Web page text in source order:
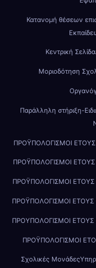
Κατανομή θέσεων
Κεντρική Σελίδα
Μοριοδότηση
Παράλληλη στήριξη-
ΠΡΟΫΠΟΛΟΓΙΣΜΟΙ ΕΤΟΥΣ
ΠΡΟΫΠΟΛΟΓΙΣΜΟΙ ΕΤΟΥΣ
ΠΡΟΫΠΟΛΟΓΙΣΜΟΙ ΕΤΟΥΣ
ΠΡΟΫΠΟΛΟΓΙΣΜΟΙ ΕΤΟΥΣ
ΠΡΟΥΠΟΛΟΓΙΣΜΟΙ ΕΤΟΥΣ
ΠΡΟΫΠΟΛΟΓΙΣΜΟΙ
Σχολικές Μονάδες